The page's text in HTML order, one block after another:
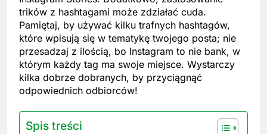
trików z hashtagami może zdziałać cuda.
Pamiętaj, by używać kilku trafnych hashtagów,
które wpisują się w tematykę twojego posta; nie
przesadzaj z ilością, bo Instagram to nie bank, w
którym każdy tag ma swoje miejsce. Wystarczy
kilka dobrze dobranych, by przyciągnąć
odpowiednich odbiorców!
Spis treści